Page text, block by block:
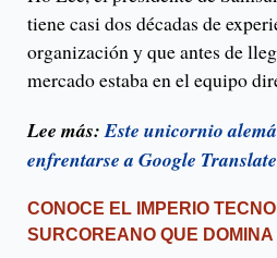
tiene casi dos décadas de
organización y que antes de
mercado estaba en el equipo
Lee más:Este unicornio
enfrentarse a Google
CONOCE EL IMPERIO
SURCOREANO QUE